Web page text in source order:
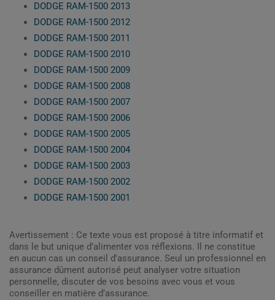
DODGE RAM-1500 2013
DODGE RAM-1500 2012
DODGE RAM-1500 2011
DODGE RAM-1500 2010
DODGE RAM-1500 2009
DODGE RAM-1500 2008
DODGE RAM-1500 2007
DODGE RAM-1500 2006
DODGE RAM-1500 2005
DODGE RAM-1500 2004
DODGE RAM-1500 2003
DODGE RAM-1500 2002
DODGE RAM-1500 2001
Avertissement : Ce texte vous est proposé à titre informatif et
dans le but unique d’alimenter vos réflexions. Il ne constitue
en aucun cas un conseil d'assurance. Seul un professionnel en
assurance dûment autorisé peut analyser votre situation
personnelle, discuter de vos besoins avec vous et vous
conseiller en matière d’assurance.